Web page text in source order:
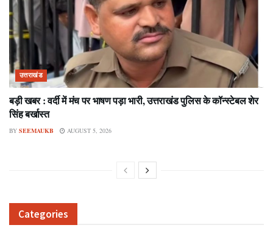
उत्तराखंड
बड़ी खबर : वर्दी में मंच पर भाषण पड़ा भारी, उत्तराखंड पुलिस के कॉन्स्टेबल शेर
सिंह बर्खास्त
BY SEEMAUKB AUGUST 5, 2026
Categories